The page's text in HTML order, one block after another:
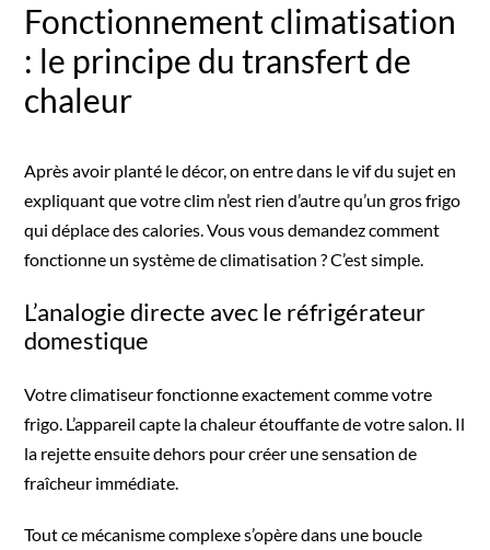
Fonctionnement climatisation
: le principe du transfert de
chaleur
Après avoir planté le décor, on entre dans le vif du sujet en
expliquant que votre clim n’est rien d’autre qu’un gros frigo
qui déplace des calories. Vous vous demandez comment
fonctionne un système de climatisation ? C’est simple.
L’analogie directe avec le réfrigérateur
domestique
Votre climatiseur fonctionne exactement comme votre
frigo. L’appareil capte la chaleur étouffante de votre salon. Il
la rejette ensuite dehors pour créer une sensation de
fraîcheur immédiate.
Tout ce mécanisme complexe s’opère dans une boucle